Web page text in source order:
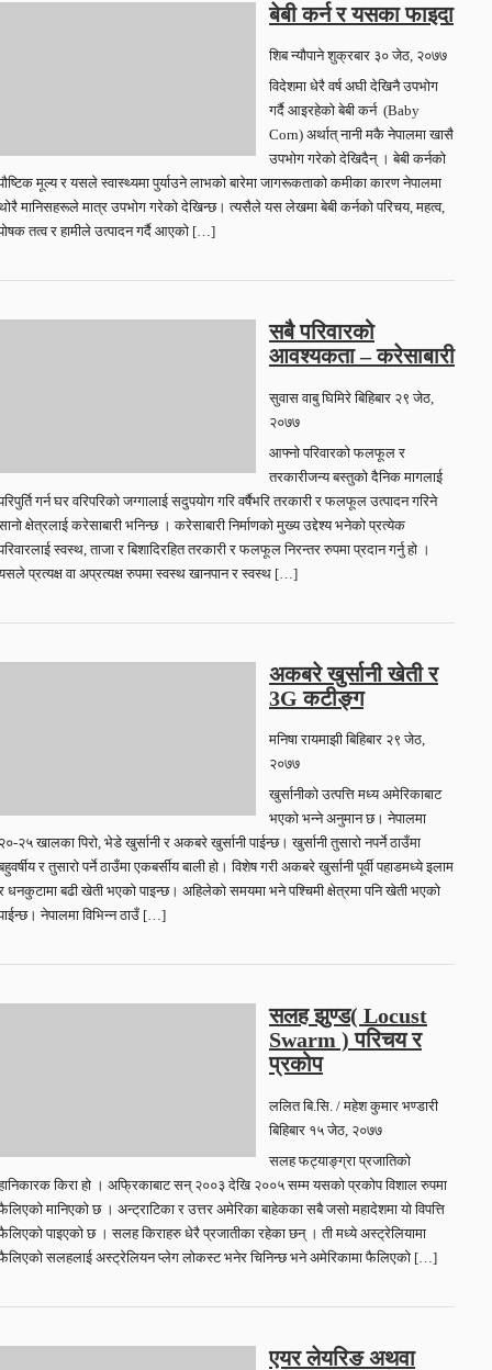
बेबी कर्न र यसका फाइदा
शिब न्यौपानेशुक्रबार ३० जेठ, २०७७
विदेशमा धेरै वर्ष अघी देखिनै उपभोग
गर्दै आइरहेको बेबी कर्न (Baby
Corn) अर्थात् नानी मकै नेपालमा खासै
उपभोग गरेको देखिदैन् । बेबी कर्नको
मूल्य र यसले स्वास्थ्यमा पुर्याउने लाभको बारेमा जागरूकताको कमीका कारण नेपालमा
मानिसहरूले मात्र उपभोग गरेको देखिन्छ। त्यसैले यस लेखमा बेबी कर्नको परिचय, महत्व,
तत्व र हामीले उत्पादन गर्दै आएको […]
सबै परिवारको
आवश्यकता – करेसाबारी
सुवास वाबु घिमिरेबिहिबार २९ जेठ,
२०७७
आफ्नो परिवारको फलफूल र
तरकारीजन्य बस्तुको दैनिक मागलाई
गर्न घर वरिपरिको जग्गालाई सदुपयोग गरि वर्षैभरि तरकारी र फलफूल उत्पादन गरिने
क्षेत्रलाई करेसाबारी भनिन्छ । करेसाबारी निर्माणको मुख्य उद्देश्य भनेको प्रत्येक
स्वस्थ, ताजा र बिशादिरहित तरकारी र फलफूल निरन्तर रुपमा प्रदान गर्नु हो ।
प्रत्यक्ष वा अप्रत्यक्ष रुपमा स्वस्थ खानपान र स्वस्थ […]
अकबरे खुर्सानी खेती र
3G कटीङ्ग
मनिषा रायमाझीबिहिबार २९ जेठ,
२०७७
खुर्सानीको उत्पत्ति मध्य अमेरिकाबाट
भएको भन्ने अनुमान छ। नेपालमा
२५ खालका पिरो, भेडे खुर्सानी र अकबरे खुर्सानी पाईन्छ। खुर्सानी तुसारो नपर्ने ठाउँमा
र तुसारो पर्ने ठाउँमा एकबर्सीय बाली हो। विशेष गरी अकबरे खुर्सानी पूर्वी पहाडमध्ये इलाम
धनकुटामा बढी खेती भएको पाइन्छ। अहिलेको समयमा भने पश्चिमी क्षेत्रमा पनि खेती भएको
नेपालमा विभिन्न ठाउँ […]
सलह झुण्ड( Locust
Swarm ) परिचय र
प्रकोप
ललित बि.सि. / महेश कुमार भण्डारी
बिहिबार १५ जेठ, २०७७
सलह फट्याङ्ग्रा प्रजातिको
किरा हो । अफ्रिकाबाट सन् २००३ देखि २००५ सम्म यसको प्रकोप विशाल रुपमा
मानिएको छ । अन्ट्राटिका र उत्तर अमेरिका बाहेकका सबै जसो महादेशमा यो विपत्ति
पाइएको छ । सलह किराहरु धेरै प्रजातीका रहेका छन् । ती मध्ये अस्ट्रेलियामा
सलहलाई अस्ट्रेलियन प्लेग लोकस्ट भनेर चिनिन्छ भने अमेरिकामा फैलिएको […]
एयर लेयरिङ अथवा